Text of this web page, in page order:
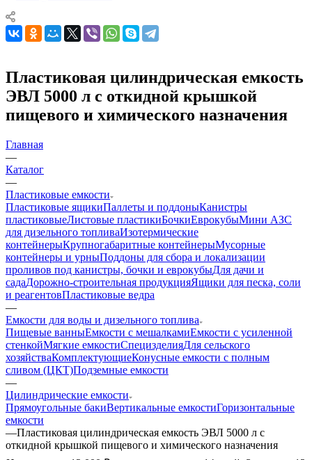
Пластиковая цилиндрическая емкость
ЭВЛ 5000 л с откидной крышкой
пищевого и химического назначения
Главная
—
Каталог
—
Пластиковые емкости
Пластиковые ящикиПаллеты и поддоныКанистры
пластиковыеЛистовые пластикиБочкиЕврокубыМини АЗС
для дизельного топливаИзотермические
контейнерыКрупногабаритные контейнерыМусорные
контейнеры и урныПоддоны для сбора и локализации
проливов под канистры, бочки и еврокубыДля дачи и
садаДорожно-строительная продукцияЯщики для песка, соли
и реагентовПластиковые ведра
—
Емкости для воды и дизельного топлива
Пищевые ванныЕмкости с мешалкамиЕмкости с усиленной
стенкойМягкие емкостиСпецизделияДля сельского
хозяйстваКомплектующиеКонусные емкости с полным
сливом (ЦКТ)Подземные емкости
—
Цилиндрические емкости
Прямоугольные бакиВертикальные емкостиГоризонтальные
емкости
—Пластиковая цилиндрическая емкость ЭВЛ 5000 л с
откидной крышкой пищевого и химического назначения